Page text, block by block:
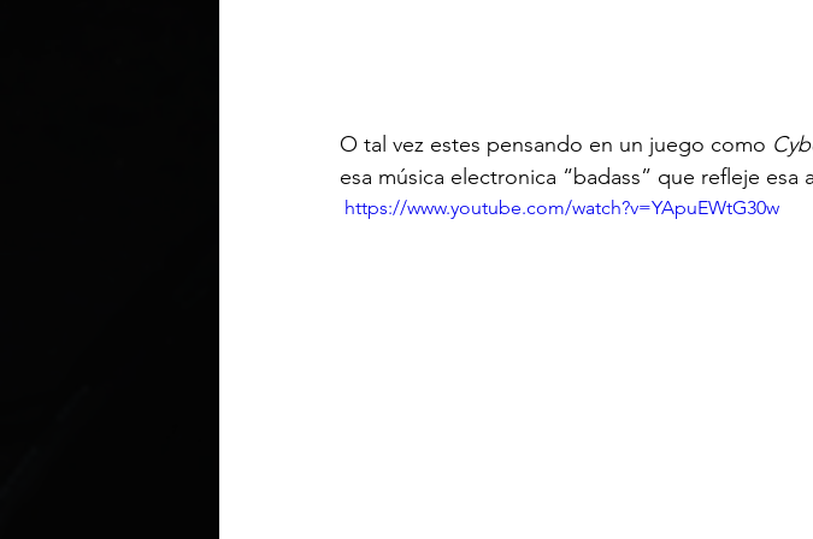
O tal vez estes pensando en un juego como
esa música electronica “badass” que refleje
https://www.youtube.com/watch?v=YApuEWtG30w